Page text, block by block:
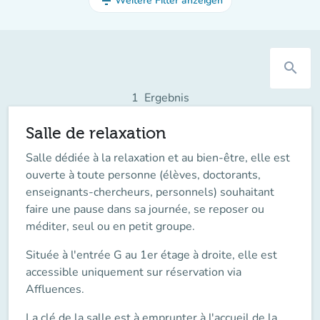
search
1 Ergebnis
Salle de relaxation
Salle dédiée à la relaxation et au bien-être, elle est
ouverte à toute personne (élèves, doctorants,
enseignants-chercheurs, personnels) souhaitant
faire une pause dans sa journée, se reposer ou
méditer, seul ou en petit groupe.
Située à l'entrée G au 1er étage à droite, elle est
accessible uniquement sur réservation via
Affluences.